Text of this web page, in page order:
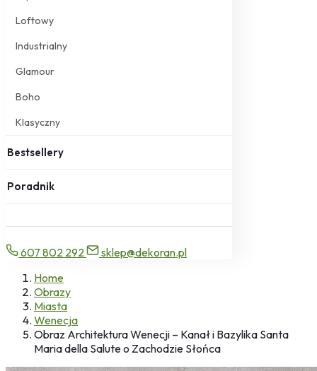
Loftowy
Industrialny
Glamour
Boho
Klasyczny
Bestsellery
Poradnik
607 802 292
sklep@dekoran.pl
Home
Obrazy
Miasta
Wenecja
Obraz Architektura Wenecji – Kanał i Bazylika Santa
Maria della Salute o Zachodzie Słońca